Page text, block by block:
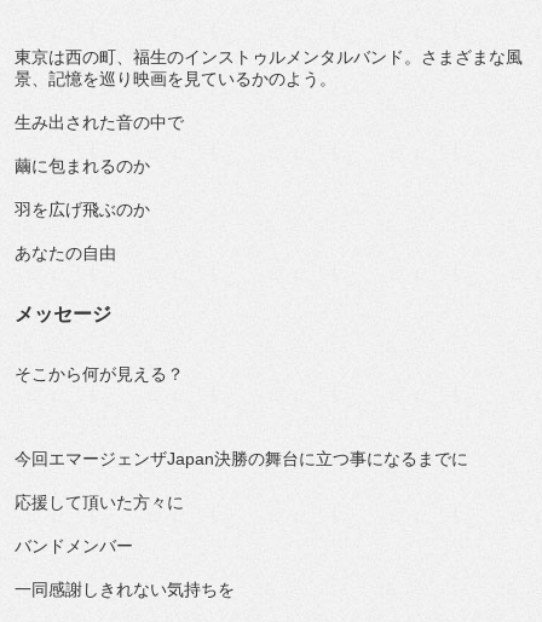
東京は西の町、福生のインストゥルメンタルバンド。さまざまな風
景、記憶を巡り映画を見ているかのよう。
生み出された音の中で
繭に包まれるのか
羽を広げ飛ぶのか
あなたの自由
メッセージ
そこから何が見える？
今回エマージェンザJapan決勝の舞台に立つ事になるまでに
応援して頂いた方々に
バンドメンバー
一同感謝しきれない気持ちを